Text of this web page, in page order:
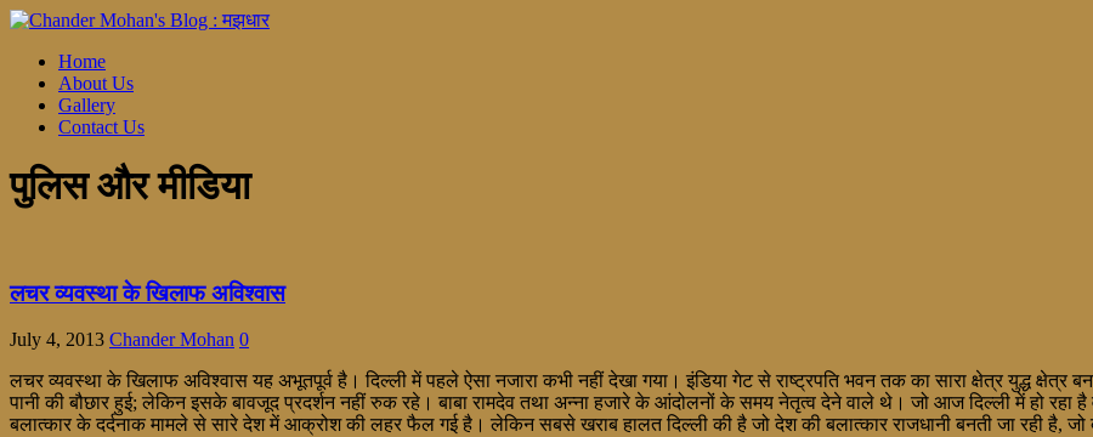
Home
About Us
Gallery
Contact Us
पुलिस और मीडिया
लचर व्यवस्था के खिलाफ अविश्वास
July 4, 2013 Chander Mohan 0
लचर व्यवस्था के खिलाफ अविश्वास यह अभूतपूर्व है। दिल्ली में पहले ऐसा नजारा कभी नहीं देखा गया। इंडिया गेट से राष्ट्रपति भवन तक का सारा क्षेत्र युद्ध क्षेत्र
पानी की बौछार हुई; लेकिन इसके बावजूद प्रदर्शन नहीं रुक रहे। बाबा रामदेव तथा अन्ना हजारे के आंदोलनों के समय नेतृत्व देने वाले थे। जो आज दिल्ली में हो
बलात्कार के दर्दनाक मामले से सारे देश में आक्रोश की लहर फैल गई है। लेकिन सबसे खराब हालत दिल्ली की है जो देश की बलात्कार राजधानी बनती जा रही है, जो